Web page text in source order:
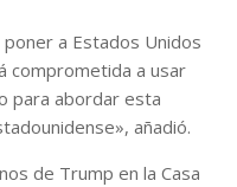
a Estados Unidos
comprometida a usar
para abordar esta
añadió.
de Trump en la Casa